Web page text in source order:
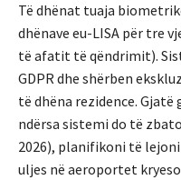
Të dhënat tuaja
dhënave eu-LISA për tre
të afatit të qëndrimit).
GDPR dhe shërben
të dhëna rezidence.
ndërsa sistemi do të
2026), planifikoni të
uljes në aeroportet